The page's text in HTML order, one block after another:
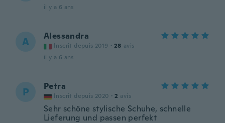
il y a 6 ans
A Alessandra
Inscrit depuis 2019 · 28 avis
il y a 6 ans
P Petra
Inscrit depuis 2020 · 2 avis
Sehr schöne stylische Schuhe, schnelle
Lieferung und passen perfekt